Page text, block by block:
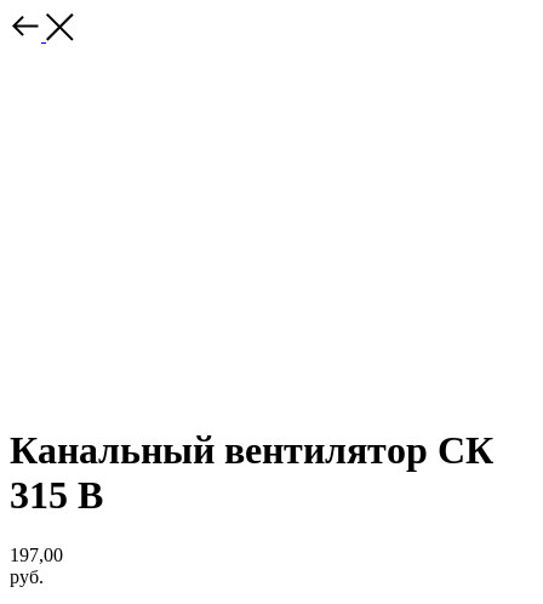
Канальный вентилятор СК
315 В
197,00
руб.